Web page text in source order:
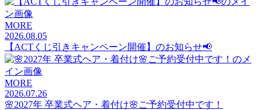
MORE
2026.08.05
【ACTくじ引きキャンペーン開催】のお知らせ📢
MORE
2026.07.26
🌸2027年 卒業式ヘア・着付け🌸ご予約受付中です！